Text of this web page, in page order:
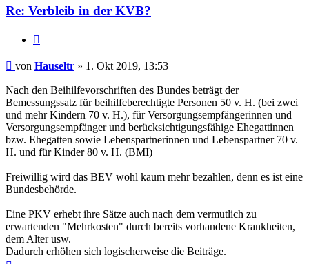
Re: Verbleib in der KVB?
Beitrag
von Hauseltr » 1. Okt 2019, 13:53
Nach den Beihilfevorschriften des Bundes beträgt der
Bemessungssatz für beihilfeberechtigte Personen 50 v. H. (bei zwei
und mehr Kindern 70 v. H.), für Versorgungsempfängerinnen und
Versorgungsempfänger und berücksichtigungsfähige Ehegattinnen
bzw. Ehegatten sowie Lebenspartnerinnen und Lebenspartner 70 v.
H. und für Kinder 80 v. H. (BMI)
Freiwillig wird das BEV wohl kaum mehr bezahlen, denn es ist eine
Bundesbehörde.
Eine PKV erhebt ihre Sätze auch nach dem vermutlich zu
erwartenden "Mehrkosten" durch bereits vorhandene Krankheiten,
dem Alter usw.
Dadurch erhöhen sich logischerweise die Beiträge.